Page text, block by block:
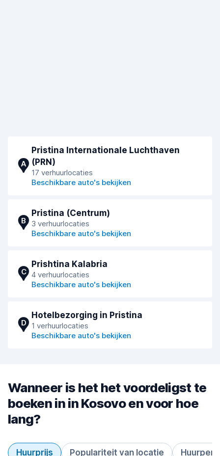
A
Pristina Internationale Luchthaven
(PRN)
17 verhuurlocaties
Beschikbare auto's bekijken
B
Pristina (Centrum)
3 verhuurlocaties
Beschikbare auto's bekijken
C
Prishtina Kalabria
4 verhuurlocaties
Beschikbare auto's bekijken
D
Hotelbezorging in Pristina
1 verhuurlocaties
Beschikbare auto's bekijken
Wanneer is het het voordeligst te
boeken in in Kosovo en voor hoe
lang?
Huurprijs Populariteit van locatie